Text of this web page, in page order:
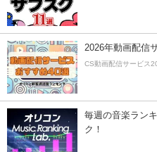
2026年動画配信
CS動画配信サービス
毎週の音楽ラン
ク！